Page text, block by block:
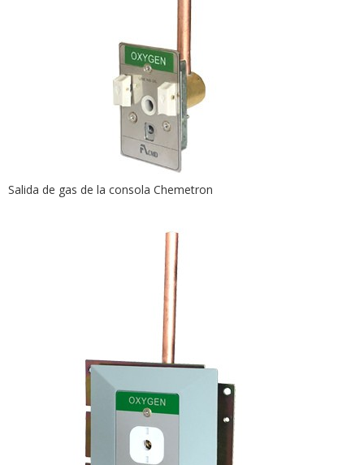
Salida de gas de la consola Chemetron